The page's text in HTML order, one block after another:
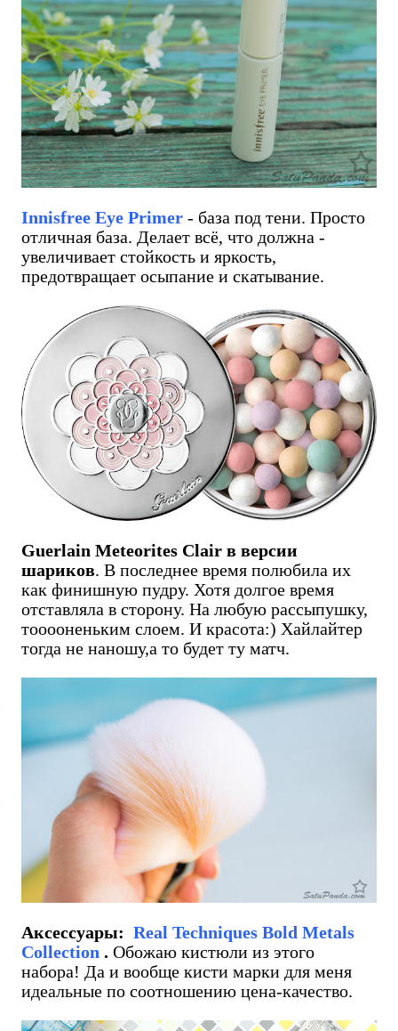
Innisfree Eye Primer - база под тени. Просто
отличная база. Делает всё, что должна -
увеличивает стойкость и яркость,
предотвращает осыпание и скатывание.
Guerlain Meteorites Clair в версии
шариков. В последнее время полюбила их
как финишную пудру. Хотя долгое время
отставляла в сторону. На любую рассыпушку,
тооооненьким слоем. И красота:) Хайлайтер
тогда не наношу,а то будет ту матч.
Аксессуары: Real Techniques Bold Metals
Collection . Обожаю кистюли из этого
набора! Да и вообще кисти марки для меня
идеальные по соотношению цена-качество.